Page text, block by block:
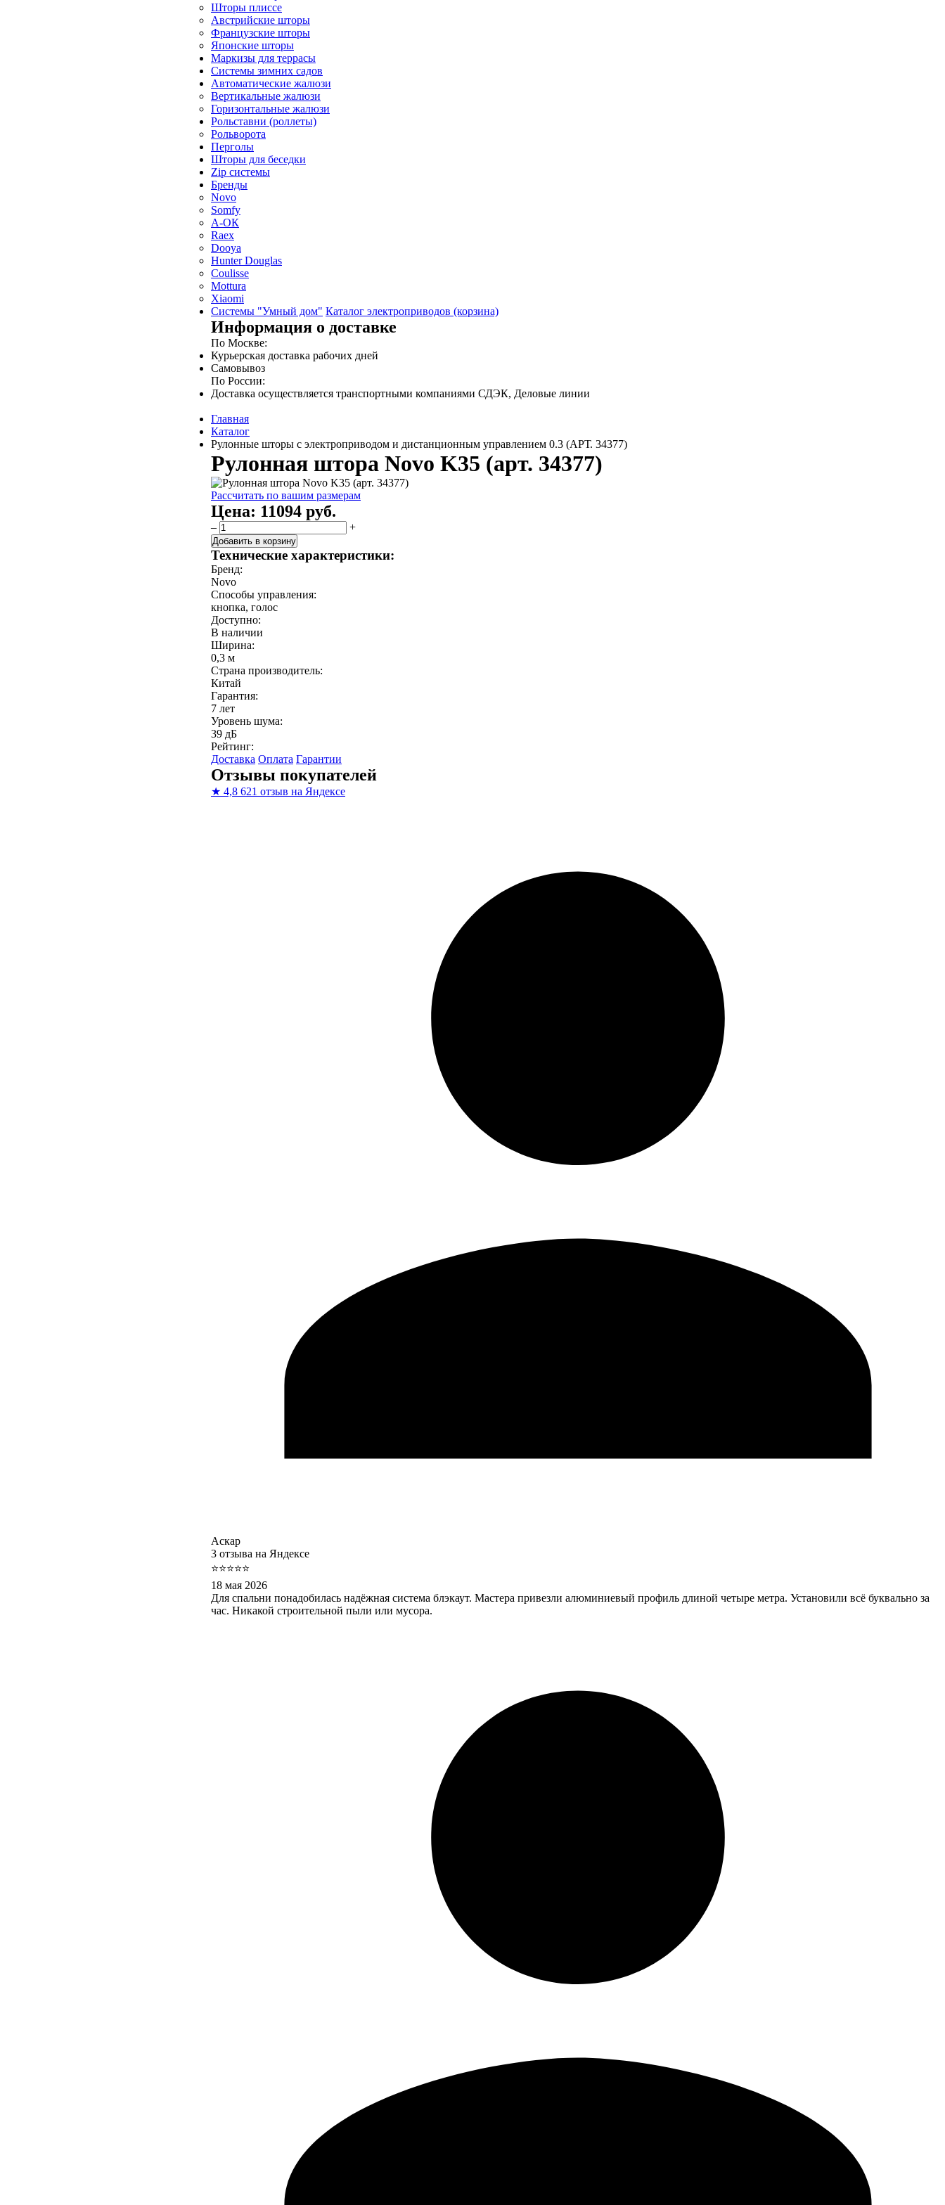
Шторы плиссе
Австрийские шторы
Французские шторы
Японские шторы
Маркизы для террасы
Системы зимних садов
Автоматические жалюзи
Вертикальные жалюзи
Горизонтальные жалюзи
Рольставни (роллеты)
Рольворота
Перголы
Шторы для беседки
Zip системы
Бренды
Novo
Somfy
А-ОК
Raex
Dooya
Hunter Douglas
Coulisse
Mottura
Xiaomi
Системы "Умный дом" Каталог электроприводов (корзина)
Информация о доставке
По Москве:
Курьерская доставка рабочих дней
Самовывоз
По России:
Доставка осуществляется транспортными компаниями СДЭК, Деловые линии
Главная
Каталог
Рулонные шторы с электроприводом и дистанционным управлением 0.3 (АРТ. 34377)
Рулонная штора Novo K35 (арт. 34377)
Рассчитать по вашим размерам
Цена: 11094 руб.
– +
Добавить в корзину
Технические характеристики:
Бренд:
Novo
Способы управления:
кнопка, голос
Доступно:
В наличии
Ширина:
0,3 м
Страна производитель:
Китай
Гарантия:
7 лет
Уровень шума:
39 дБ
Рейтинг:
Доставка Оплата Гарантии
Отзывы покупателей
★ 4,8 621 отзыв на Яндексе
Аскар
3 отзыва на Яндексе
⭐⭐⭐⭐⭐
18 мая 2026
Для спальни понадобилась надёжная система блэкаут. Мастера привезли алюминиевый профиль длиной четыре метра. Установили всё буквально за
час. Никакой строительной пыли или мусора.